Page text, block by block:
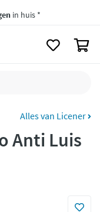
35,- *
Alles van Licener
Anti Luis